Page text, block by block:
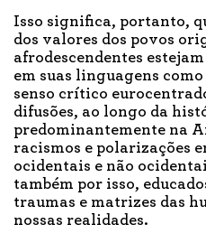
Isso significa, portanto,
dos valores dos povos
afrodescendentes
em suas linguagens
senso crítico
difusões, ao longo da
predominantemente na
racismos e polarizações
ocidentais e não
também por isso,
traumas e matrizes das
nossas realidades.